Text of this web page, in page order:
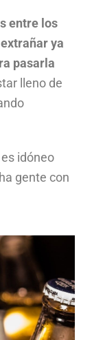
entre los
ya
pasarla
lleno de
idóneo
gente con